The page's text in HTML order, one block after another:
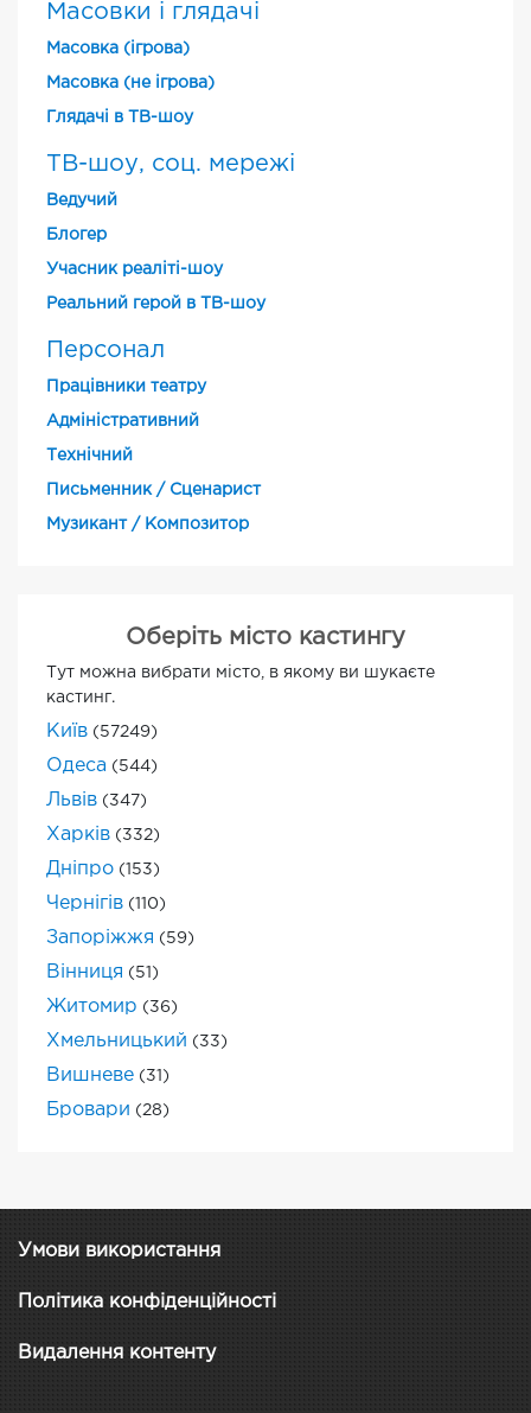
Масовки і глядачі
Масовка (ігрова)
Масовка (не ігрова)
Глядачі в ТВ-шоу
ТВ-шоу, соц. мережі
Ведучий
Блогер
Учасник реаліті-шоу
Реальний герой в ТВ-шоу
Персонал
Працівники театру
Адміністративний
Технічний
Письменник / Сценарист
Музикант / Композитор
Оберіть місто кастингу
Тут можна вибрати місто, в якому ви шукаєте
кастинг.
Київ (57249)
Одеса (544)
Львів (347)
Харків (332)
Дніпро (153)
Чернігів (110)
Запоріжжя (59)
Вінниця (51)
Житомир (36)
Хмельницький (33)
Вишневе (31)
Бровари (28)
Умови використання
Політика конфіденційності
Видалення контенту